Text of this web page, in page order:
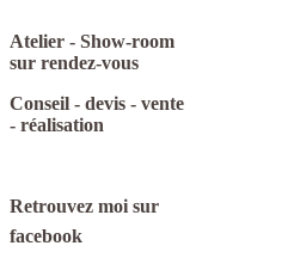
Atelier - Show-room
sur rendez-vous
Conseil - devis - vente
- réalisation
Retrouvez moi sur
facebook